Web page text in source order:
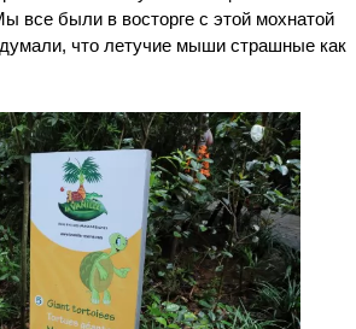
все были в восторге с этой мохнатой
что летучие мыши страшные как